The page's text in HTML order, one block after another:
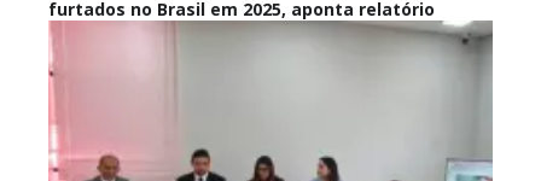
furtados no Brasil em 2025, aponta relatório